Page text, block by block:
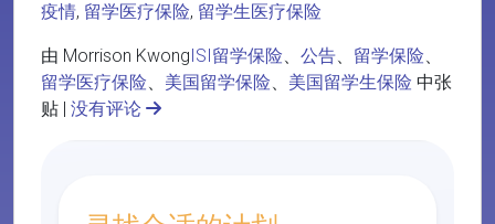
疫情, 留学医疗保险, 留学生医疗保险
由 Morrison KwongISI留学保险、 公告、 留学保险、
留学医疗保险、 美国留学保险、 美国留学生保险 中张
贴 | 没有评论